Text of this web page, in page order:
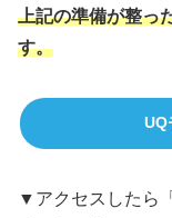
上記の準備が整っ
す。
UQ
▼アクセスしたら